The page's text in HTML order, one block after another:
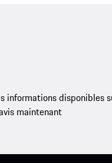
informations disponibles
maintenant